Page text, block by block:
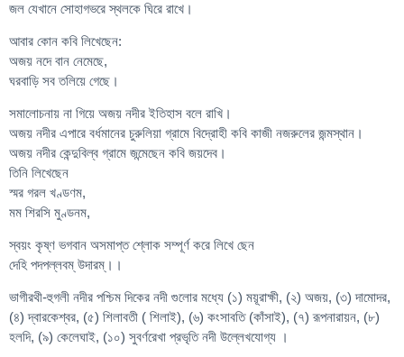
জল যেখানে সোহাগভরে স্থলকে ঘিরে রাখে।
আবার কোন কবি লিখেছেন:
অজয় নদে বান নেমেছে,
ঘরবাড়ি সব তলিয়ে গেছে।
সমালোচনায় না গিয়ে অজয় নদীর ইতিহাস বলে রাখি।
অজয় নদীর এপারে বর্ধমানের চুরুলিয়া গ্রামে বিদ্রোহী কবি কাজী নজরুলের জন্মস্থান।
অজয় নদীর কেন্দুবিল্ব গ্রামে জন্মেছেন কবি জয়দেব।
তিনি লিখেছেন
স্মর গরল খণ্ডণম,
মম শিরসি মুণ্ডনম,
স্বয়ং কৃষ্ণ ভগবান অসমাপ্ত শ্লোক সম্পূর্ণ করে লিখে ছেন
দেহি পদপল্লবম্ উদারম্।।
ভাগীরথী-হুগলী নদীর পশ্চিম দিকের নদী গুলোর মধ্যে (১) ময়ূরাক্ষী, (২) অজয়, (৩) দামোদর,
(৪) দ্বারকেশ্বর, (৫) শিলাবতী ( শিলাই), (৬) কংসাবতি (কাঁসাই), (৭) রূপনারায়ন, (৮)
হলদি, (৯) কেলেঘাই, (১০) সুবর্ণরেখা প্রভৃতি নদী উল্লেখযোগ্য ।